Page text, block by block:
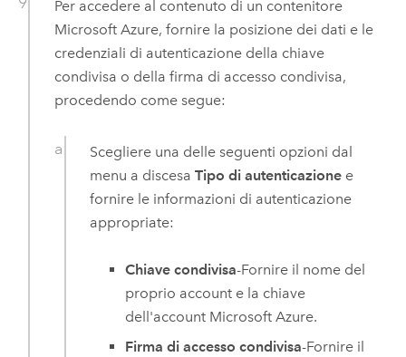
Per accedere al contenuto di un contenitore
Microsoft Azure, fornire la posizione dei dati e le
credenziali di autenticazione della chiave
condivisa o della firma di accesso condivisa,
procedendo come segue:
Scegliere una delle seguenti opzioni dal
menu a discesaTipo di autenticazione e
fornire le informazioni di autenticazione
appropriate:
Chiave condivisa-Fornire il nome del
proprio account e la chiave
dell'account Microsoft Azure.
Firma di accesso condivisa-Fornire il